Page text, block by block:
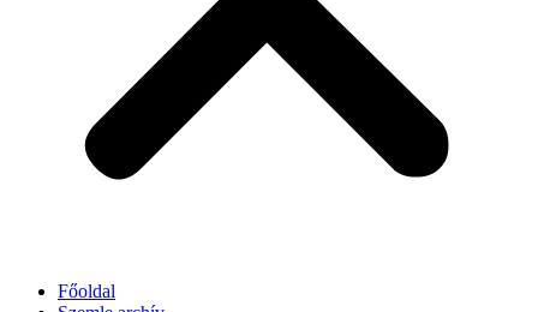
Főoldal